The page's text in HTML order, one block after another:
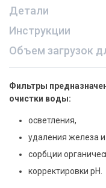
Детали
Инструкции
Объем загрузок
Фильтры
очистки воды:
осветления,
удаления железа
сорбции
корректировки рН.